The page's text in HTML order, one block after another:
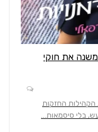
את חוקי
החזקות
בלי סיסמאות…